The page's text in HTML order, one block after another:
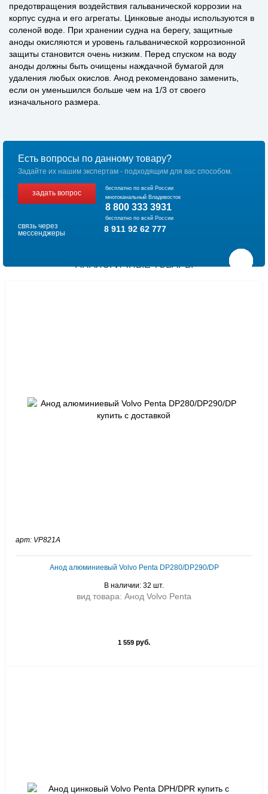
предотвращения воздействия гальванической коррозии на
корпус судна и его агрегаты. Цинковые аноды используются в
соленой воде. При хранении судна на берегу, защитные
аноды окисляются и уровень гальванической коррозионной
защиты становится очень низким. Перед спуском на воду
аноды должны быть очищены наждачной бумагой для
удаления любых окислов. Анод рекомендовано заменить,
если он уменьшился больше чем на 1/3 от своего
изначального размера.
Есть вопросы по данному товару?
Задайте их нашим экспертам - подходящим для вас способом.
задать вопрос
бесплатно по всей России
многоканальный Владивосток
8 800 333 3931
бесплатно по всей России
связь через
мессенджеры
8 911 92 62 777
АНАЛОГИЧНЫЕ ТОВАРЫ
арт: VP821A
Анод алюминиевый Volvo Penta DP280/DP290/DP
В наличии: 32 шт.
вид товара: Анод Volvo Penta
1 559 руб.